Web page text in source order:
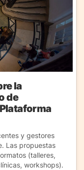
la
de
y gestores
Las propuestas
(talleres,
workshops).